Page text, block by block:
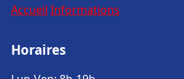
Accueil Informations
Horaires